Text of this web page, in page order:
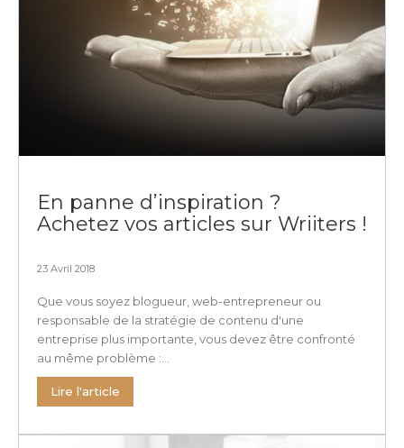
En panne d’inspiration ?
Achetez vos articles sur Wriiters !
23 Avril 2018
Que vous soyez blogueur, web-entrepreneur ou
responsable de la stratégie de contenu d'une
entreprise plus importante, vous devez être confronté
au même problème :...
Lire l'article